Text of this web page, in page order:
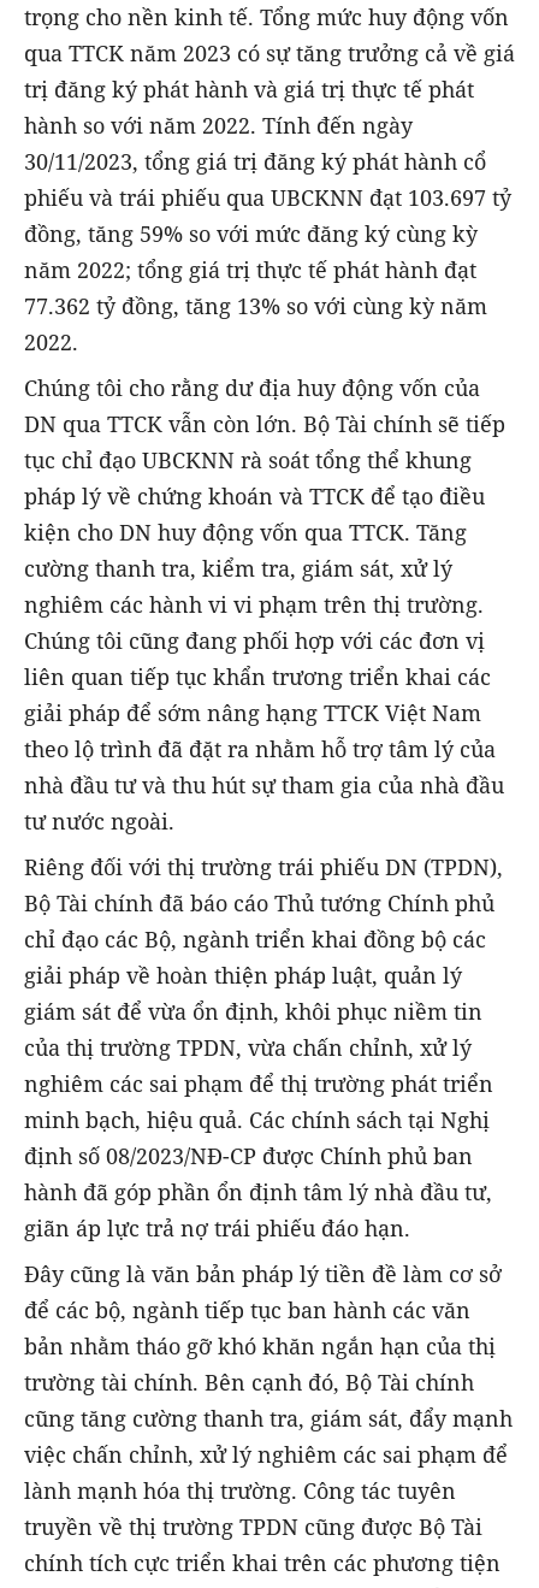
trọng cho nền kinh tế. Tổng mức huy động vốn
qua TTCK năm 2023 có sự tăng trưởng cả về giá
trị đăng ký phát hành và giá trị thực tế phát
hành so với năm 2022. Tính đến ngày
30/11/2023, tổng giá trị đăng ký phát hành cổ
phiếu và trái phiếu qua UBCKNN đạt 103.697 tỷ
đồng, tăng 59% so với mức đăng ký cùng kỳ
năm 2022; tổng giá trị thực tế phát hành đạt
77.362 tỷ đồng, tăng 13% so với cùng kỳ năm
2022.
Chúng tôi cho rằng dư địa huy động vốn của
DN qua TTCK vẫn còn lớn. Bộ Tài chính sẽ tiếp
tục chỉ đạo UBCKNN rà soát tổng thể khung
pháp lý về chứng khoán và TTCK để tạo điều
kiện cho DN huy động vốn qua TTCK. Tăng
cường thanh tra, kiểm tra, giám sát, xử lý
nghiêm các hành vi vi phạm trên thị trường.
Chúng tôi cũng đang phối hợp với các đơn vị
liên quan tiếp tục khẩn trương triển khai các
giải pháp để sớm nâng hạng TTCK Việt Nam
theo lộ trình đã đặt ra nhằm hỗ trợ tâm lý của
nhà đầu tư và thu hút sự tham gia của nhà đầu
tư nước ngoài.
Riêng đối với thị trường trái phiếu DN (TPDN),
Bộ Tài chính đã báo cáo Thủ tướng Chính phủ
chỉ đạo các Bộ, ngành triển khai đồng bộ các
giải pháp về hoàn thiện pháp luật, quản lý
giám sát để vừa ổn định, khôi phục niềm tin
của thị trường TPDN, vừa chấn chỉnh, xử lý
nghiêm các sai phạm để thị trường phát triển
minh bạch, hiệu quả. Các chính sách tại Nghị
định số 08/2023/NĐ-CP được Chính phủ ban
hành đã góp phần ổn định tâm lý nhà đầu tư,
giãn áp lực trả nợ trái phiếu đáo hạn.
Đây cũng là văn bản pháp lý tiền đề làm cơ sở
để các bộ, ngành tiếp tục ban hành các văn
bản nhằm tháo gỡ khó khăn ngắn hạn của thị
trường tài chính. Bên cạnh đó, Bộ Tài chính
cũng tăng cường thanh tra, giám sát, đẩy mạnh
việc chấn chỉnh, xử lý nghiêm các sai phạm để
lành mạnh hóa thị trường. Công tác tuyên
truyền về thị trường TPDN cũng được Bộ Tài
chính tích cực triển khai trên các phương tiện